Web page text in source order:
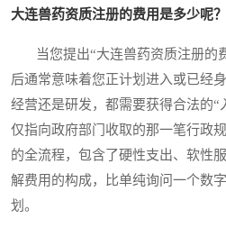
大连兽药资质注册的费用是多少呢？
当您提出“大连兽药资质注册的
后通常意味着您正计划进入或已经
经营还是研发，都需要获得合法的“
仅指向政府部门收取的那一笔行政
的全流程，包含了硬性支出、软性
解费用的构成，比单纯询问一个数
划。